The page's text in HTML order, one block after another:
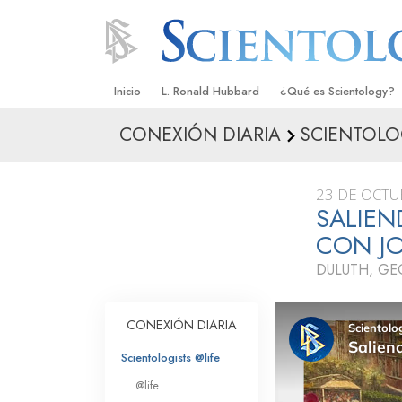
Inicio L. Ronald Hubbard ¿Qué es Scientology?
Creencias y Prácticas
Qué dicen los
Scientology
Conoce a un
Los Principios
Una Introducción a
CONEXIÓN DIARIA
23 DE
CON
DULUTH,
CONEXIÓN DIARIA
Scientologists @life
@life